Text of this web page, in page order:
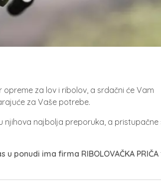
za lov i ribolov, a srdačni će Vam
za Vaše potrebe.
njihova najbolja preporuka, a pristupačne
ponudi ima firma RIBOLOVAČKA PRIČA